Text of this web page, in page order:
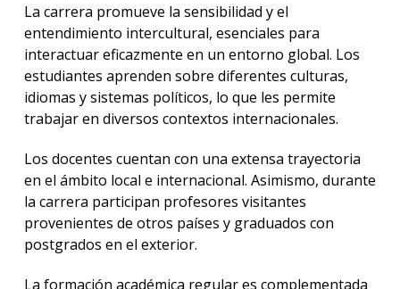
La carrera promueve la sensibilidad y el
entendimiento intercultural, esenciales para
interactuar eficazmente en un entorno global. Los
estudiantes aprenden sobre diferentes culturas,
idiomas y sistemas políticos, lo que les permite
trabajar en diversos contextos internacionales.
Los docentes cuentan con una extensa trayectoria
en el ámbito local e internacional. Asimismo, durante
la carrera participan profesores visitantes
provenientes de otros países y graduados con
postgrados en el exterior.
La formación académica regular es complementada